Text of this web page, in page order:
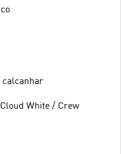
calcanhar
White / Crew